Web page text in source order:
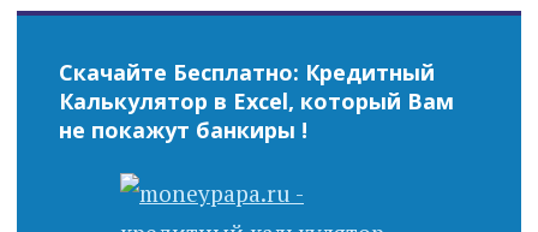
Скачайте Бесплатно: Кредитный
Калькулятор в Excel, который Вам
не покажут банкиры !